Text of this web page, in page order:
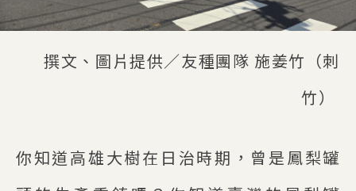
撰文、圖片提供／友種團隊 施姜竹（刺
竹）
你知道高雄大樹在日治時期，曾是鳳梨罐